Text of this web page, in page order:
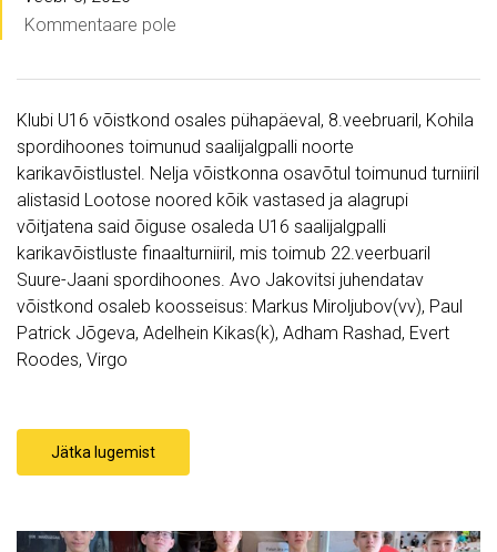
Kommentaare pole
Klubi U16 võistkond osales pühapäeval, 8.veebruaril, Kohila
spordihoones toimunud saalijalgpalli noorte
karikavõistlustel. Nelja võistkonna osavõtul toimunud turniiril
alistasid Lootose noored kõik vastased ja alagrupi
võitjatena said õiguse osaleda U16 saalijalgpalli
karikavõistluste finaalturniiril, mis toimub 22.veerbuaril
Suure-Jaani spordihoones. Avo Jakovitsi juhendatav
võistkond osaleb koosseisus: Markus Miroljubov(vv), Paul
Patrick Jõgeva, Adelhein Kikas(k), Adham Rashad, Evert
Roodes, Virgo
Jätka lugemist